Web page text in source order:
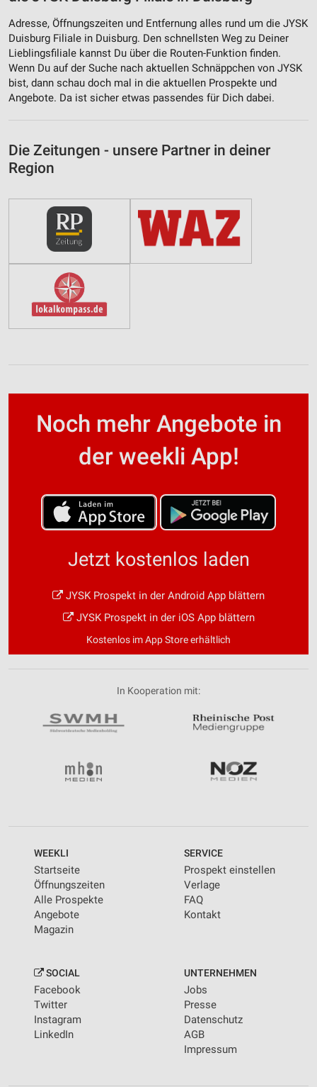
Adresse, Öffnungszeiten und Entfernung alles rund um die JYSK
Duisburg Filiale in Duisburg. Den schnellsten Weg zu Deiner
Lieblingsfiliale kannst Du über die Routen-Funktion finden.
Wenn Du auf der Suche nach aktuellen Schnäppchen von JYSK
bist, dann schau doch mal in die aktuellen Prospekte und
Angebote. Da ist sicher etwas passendes für Dich dabei.
Die Zeitungen - unsere Partner in deiner
Region
Noch mehr Angebote in
der weekli App!
Jetzt kostenlos laden
JYSK Prospekt in der Android App blättern
JYSK Prospekt in der iOS App blättern
Kostenlos im App Store erhältlich
In Kooperation mit:
WEEKLI
Startseite
Öffnungszeiten
Alle Prospekte
Angebote
Magazin
SERVICE
Prospekt einstellen
Verlage
FAQ
Kontakt
SOCIAL
Facebook
Twitter
Instagram
LinkedIn
UNTERNEHMEN
Jobs
Presse
Datenschutz
AGB
Impressum